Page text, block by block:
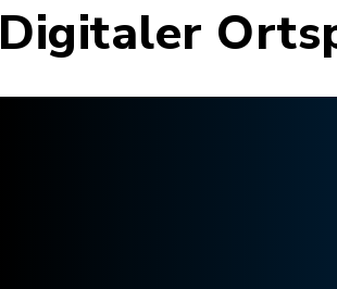
Digitaler